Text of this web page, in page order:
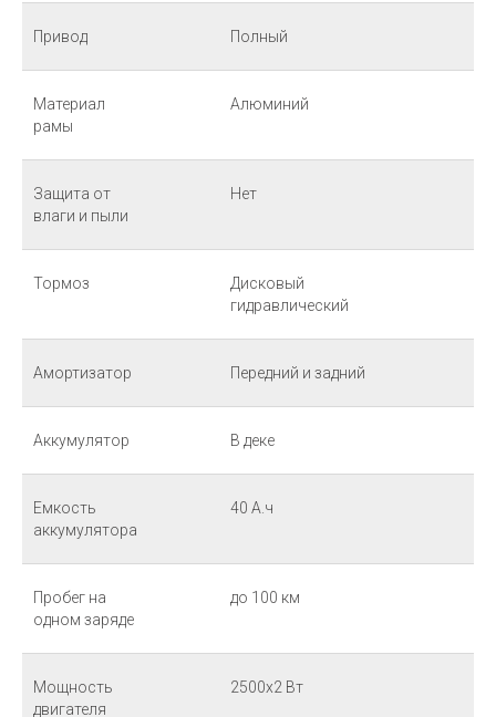
Привод Полный
Материал
рамы
Алюминий
Защита от
влаги и пыли
Нет
Тормоз
Дисковый
гидравлический
Амортизатор Передний и задний
Аккумулятор В деке
Емкость
аккумулятора
40 А.ч
Пробег на
одном заряде
до 100 км
Мощность
двигателя
2500х2 Вт